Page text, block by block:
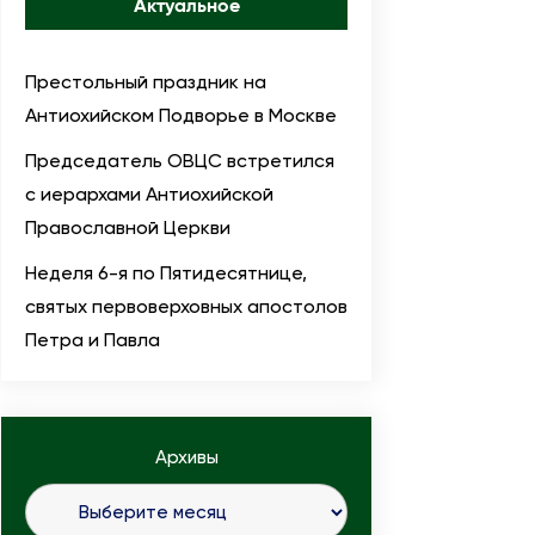
Актуальное
Престольный праздник на
Антиохийском Подворье в Москве
Председатель ОВЦС встретился
с иерархами Антиохийской
Православной Церкви
Неделя 6-я по Пятидесятнице,
святых первоверховных апостолов
Петра и Павла
Архивы